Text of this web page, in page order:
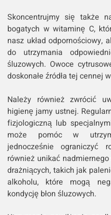
Skoncentrujmy się także
bogatych w witaminę C,
nasz układ odpornościowy,
do utrzymania
śluzowych. Owoce
doskonałe źródła tej cennej
Należy również zwrócić
higienę jamy ustnej.
fizjologiczną lub
może pomóc w
jednocześnie ograniczyć
również unikać
drażniących, takich jak
alkoholu, które mogą
kondycję błon śluzowych.